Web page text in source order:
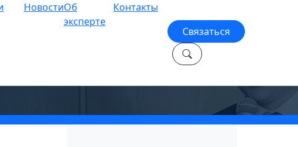
НовостиОб
эксперте
Контакты
Связаться